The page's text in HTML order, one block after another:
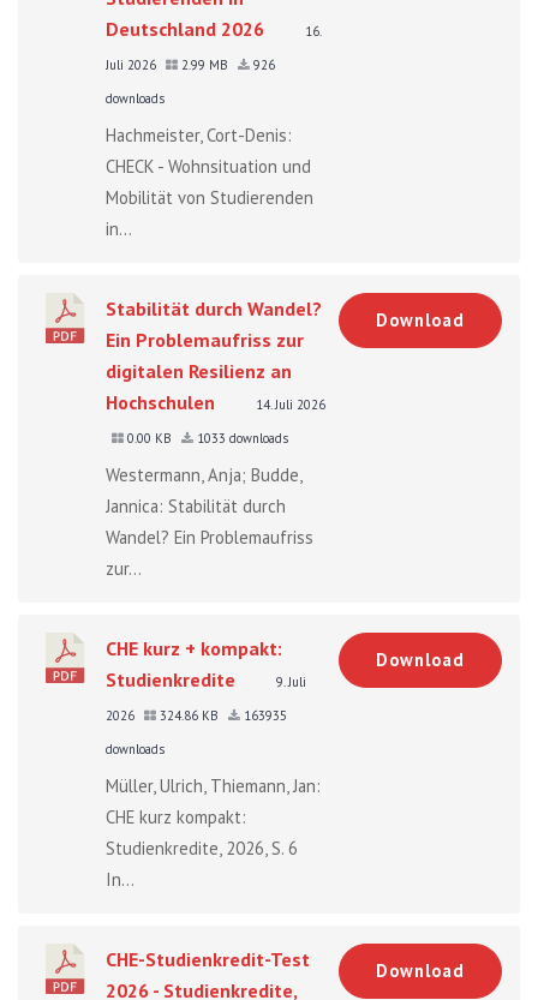
Deutschland 2026
16.
Juli 2026
2.99 MB
926
downloads
Hachmeister, Cort-Denis:
CHECK - Wohnsituation und
Mobilität von Studierenden
in...
Stabilität durch Wandel?
Ein Problemaufriss zur
digitalen Resilienz an
Hochschulen
14. Juli 2026
0.00 KB
1033 downloads
Westermann, Anja; Budde,
Jannica: Stabilität durch
Wandel? Ein Problemaufriss
zur...
Download
CHE kurz + kompakt:
Studienkredite
9. Juli
2026
324.86 KB
163935
downloads
Müller, Ulrich, Thiemann, Jan:
CHE kurz kompakt:
Studienkredite, 2026, S. 6
In...
Download
CHE-Studienkredit-Test
2026 - Studienkredite,
Download